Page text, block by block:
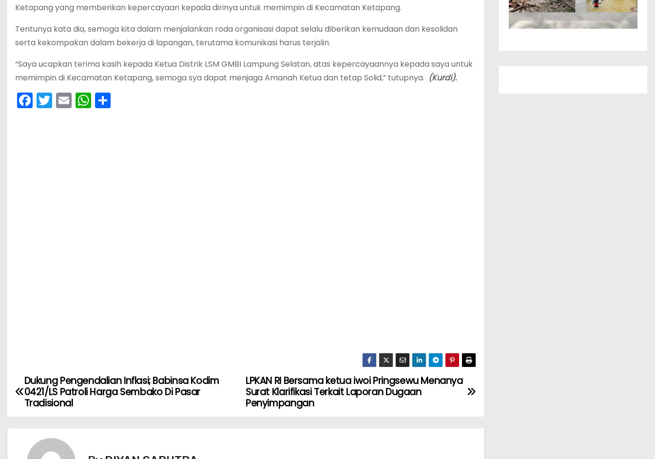
Ketapang yang memberikan kepercayaan kepada dirinya untuk memimpin di Kecamatan Ketapang.
Tentunya kata dia, semoga kita dalam menjalankan roda organisasi dapat selalu diberikan kemudaan dan kesolidan
serta kekompakan dalam bekerja di lapangan, terutama komunikasi harus terjalin.
“Saya ucapkan terima kasih kepada Ketua Distrik LSM GMBI Lampung Selatan, atas kepercayaannya kepada saya untuk
memimpin di Kecamatan Ketapang, semoga sya dapat menjaga Amanah Ketua dan tetap Solid,” tutupnya. (Kurdi).
F
a
T
w
E
m
W
h
LPKAN RI Bersama ketua iwoi Pringsewu Menanya
Surat Klarifikasi Terkait Laporan Dugaan
Penyimpangan
Dukung Pengendalian Inflasi; Babinsa Kodim
0421/LS Patroli Harga Sembako Di Pasar
Tradisional